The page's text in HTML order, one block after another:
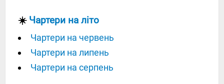
☀️ Чартери на літо
Чартери на червень
Чартери на липень
Чартери на серпень